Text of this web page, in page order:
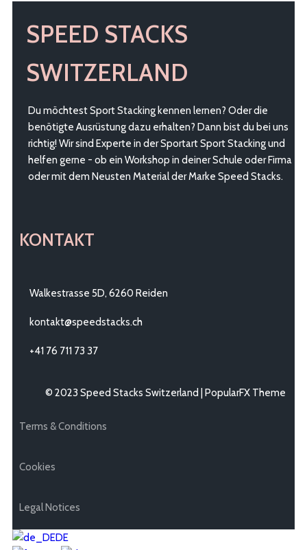
SPEED STACKS
SWITZERLAND
Du möchtest Sport Stacking kennen lernen? Oder die
benötigte Ausrüstung dazu erhalten? Dann bist du bei uns
richtig! Wir sind Experte in der Sportart Sport Stacking und
helfen gerne - ob ein Workshop in deiner Schule oder Firma
oder mit dem Neusten Material der Marke Speed Stacks.
KONTAKT
Walkestrasse 5D, 6260 Reiden
kontakt@speedstacks.ch
+41 76 711 73 37
© 2023 Speed Stacks Switzerland | PopularFX Theme
Terms & Conditions
Cookies
Legal Notices
DE